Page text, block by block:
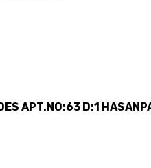
APT.NO:63 D:1